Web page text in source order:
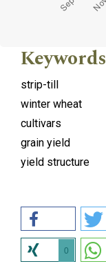
Keywords
strip-till
winter wheat
cultivars
grain yield
yield structure
0